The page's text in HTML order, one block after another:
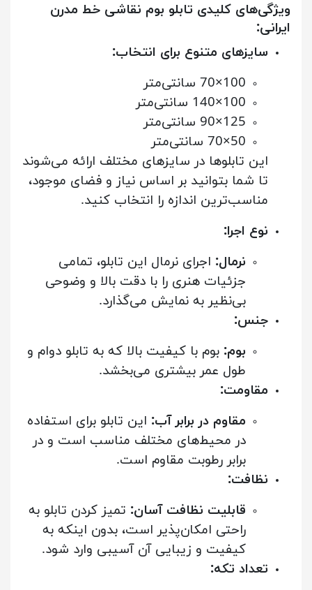
ویژگی‌های کلیدی تابلو بوم نقاشی خط مدرن
ایرانی:
سایزهای متنوع برای انتخاب:
100×70 سانتی‌متر
100×140 سانتی‌متر
125×90 سانتی‌متر
50×70 سانتی‌متر
این تابلوها در سایزهای مختلف ارائه می‌شوند
تا شما بتوانید بر اساس نیاز و فضای موجود،
مناسب‌ترین اندازه را انتخاب کنید.
نوع اجرا:
نرمال: اجرای نرمال این تابلو، تمامی
جزئیات هنری را با دقت بالا و وضوحی
بی‌نظیر به نمایش می‌گذارد.
جنس:
بوم: بوم با کیفیت بالا که به تابلو دوام و
طول عمر بیشتری می‌بخشد.
مقاومت:
مقاوم در برابر آب: این تابلو برای استفاده
در محیط‌های مختلف مناسب است و در
برابر رطوبت مقاوم است.
نظافت:
قابلیت نظافت آسان: تمیز کردن تابلو به
راحتی امکان‌پذیر است، بدون اینکه به
کیفیت و زیبایی آن آسیبی وارد شود.
تعداد تکه: